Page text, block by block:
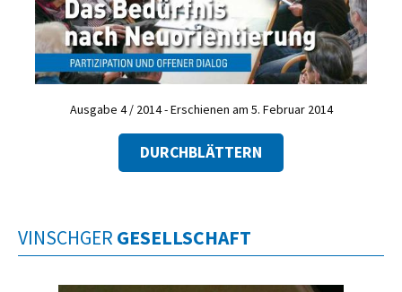
Ausgabe 4 / 2014 - Erschienen am 5. Februar 2014
DURCHBLÄTTERN
VINSCHGER GESELLSCHAFT